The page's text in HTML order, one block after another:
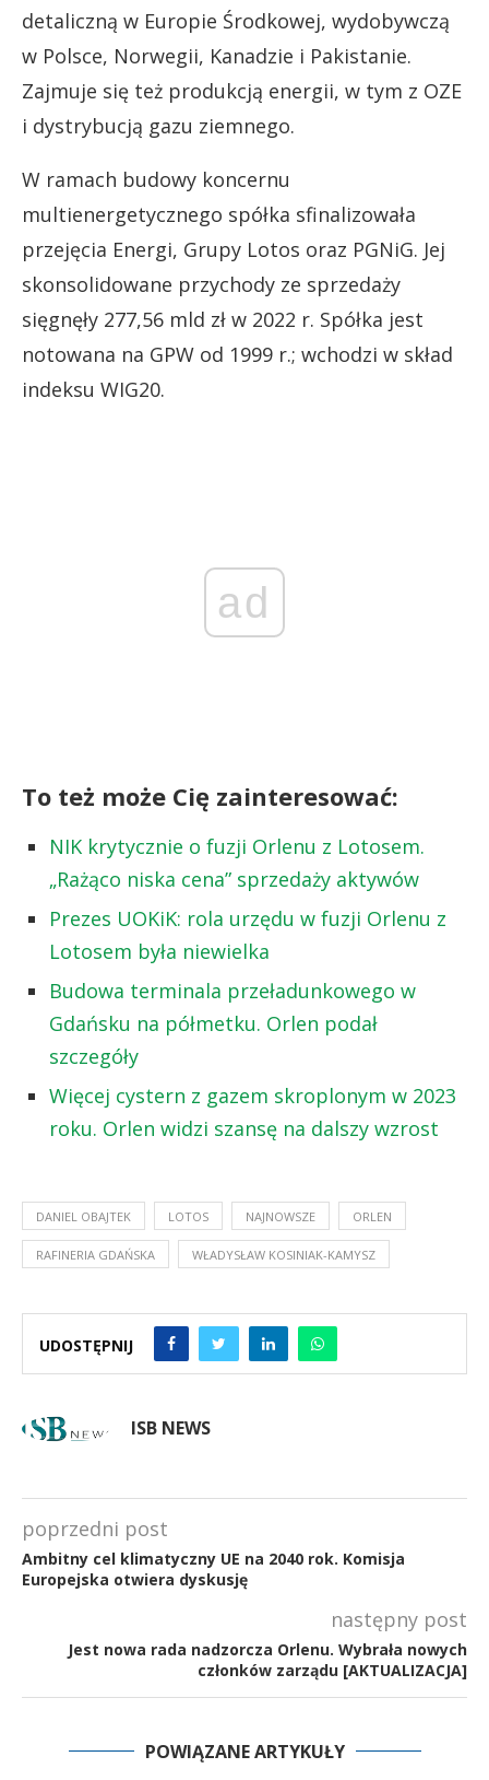
detaliczną w Europie Środkowej, wydobywczą
w Polsce, Norwegii, Kanadzie i Pakistanie.
Zajmuje się też produkcją energii, w tym z OZE
i dystrybucją gazu ziemnego.
W ramach budowy koncernu
multienergetycznego spółka sfinalizowała
przejęcia Energi, Grupy Lotos oraz PGNiG. Jej
skonsolidowane przychody ze sprzedaży
sięgnęły 277,56 mld zł w 2022 r. Spółka jest
notowana na GPW od 1999 r.; wchodzi w skład
indeksu WIG20.
ad
To też może Cię zainteresować:
NIK krytycznie o fuzji Orlenu z Lotosem.
„Rażąco niska cena” sprzedaży aktywów
Prezes UOKiK: rola urzędu w fuzji Orlenu z
Lotosem była niewielka
Budowa terminala przeładunkowego w
Gdańsku na półmetku. Orlen podał
szczegóły
Więcej cystern z gazem skroplonym w 2023
roku. Orlen widzi szansę na dalszy wzrost
DANIEL OBAJTEK LOTOS NAJNOWSZE ORLEN
RAFINERIA GDAŃSKA WŁADYSŁAW KOSINIAK-KAMYSZ
UDOSTĘPNIJ
ISB NEWS
poprzedni post
Ambitny cel klimatyczny UE na 2040 rok. Komisja
Europejska otwiera dyskusję
następny post
Jest nowa rada nadzorcza Orlenu. Wybrała nowych
członków zarządu [AKTUALIZACJA]
POWIĄZANE ARTYKUŁY